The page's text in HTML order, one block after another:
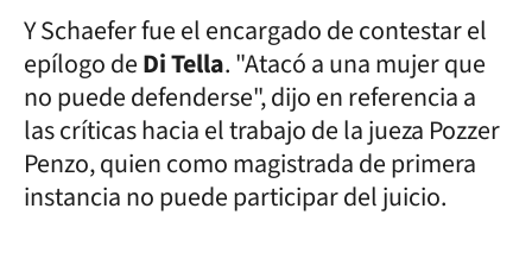
Y Schaefer fue el encargado de contestar el
epílogo deDi Tella. "Atacó a una mujer que
no puede defenderse", dijo en referencia a
las críticas hacia el trabajo de la jueza Pozzer
Penzo, quien como magistrada de primera
instancia no puede participar del juicio.